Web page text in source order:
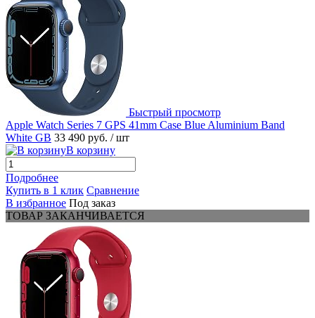
Быстрый просмотр
Apple Watch Series 7 GPS 41mm Case Blue Aluminium Band
White GB 33 490 руб. / шт
В корзину
Подробнее
Купить в 1 клик Сравнение
В избранное Под заказ
ТОВАР ЗАКАНЧИВАЕТСЯ